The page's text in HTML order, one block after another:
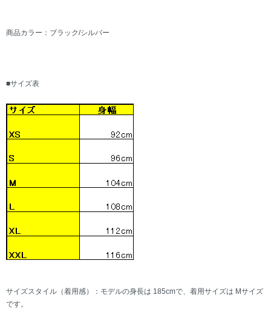
商品カラー：ブラック/シルバー
■サイズ表
サイズスタイル（着用感）：モデルの身長は 185cmで、着用サイズは Mサイズ
です。